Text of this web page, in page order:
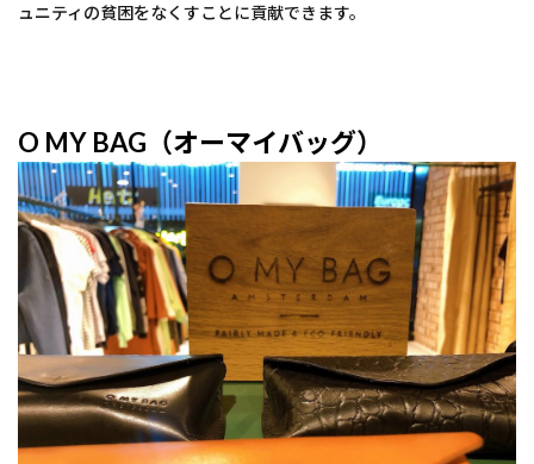
ュニティの貧困をなくすことに貢献できます。
O MY BAG（オーマイバッグ）